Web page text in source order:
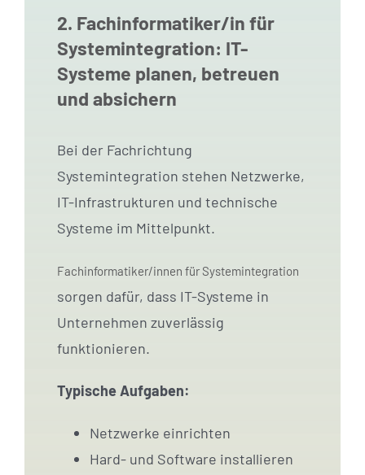
2. Fachinformatiker/in für
Systemintegration: IT-
Systeme planen, betreuen
und absichern
Bei der Fachrichtung
Systemintegration stehen Netzwerke,
IT-Infrastrukturen und technische
Systeme im Mittelpunkt.
Fachinformatiker/innen für Systemintegration
sorgen dafür, dass IT-Systeme in
Unternehmen zuverlässig
funktionieren.
Typische Aufgaben:
Netzwerke einrichten
Hard- und Software installieren